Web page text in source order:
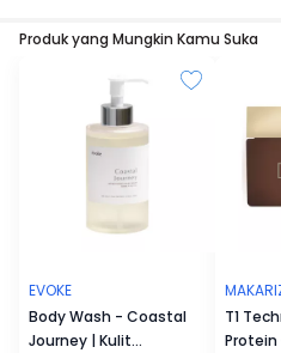
Produk yang Mungkin Kamu Suka
EVOKE
Body Wash - Coastal
Journey | Kulit
T1